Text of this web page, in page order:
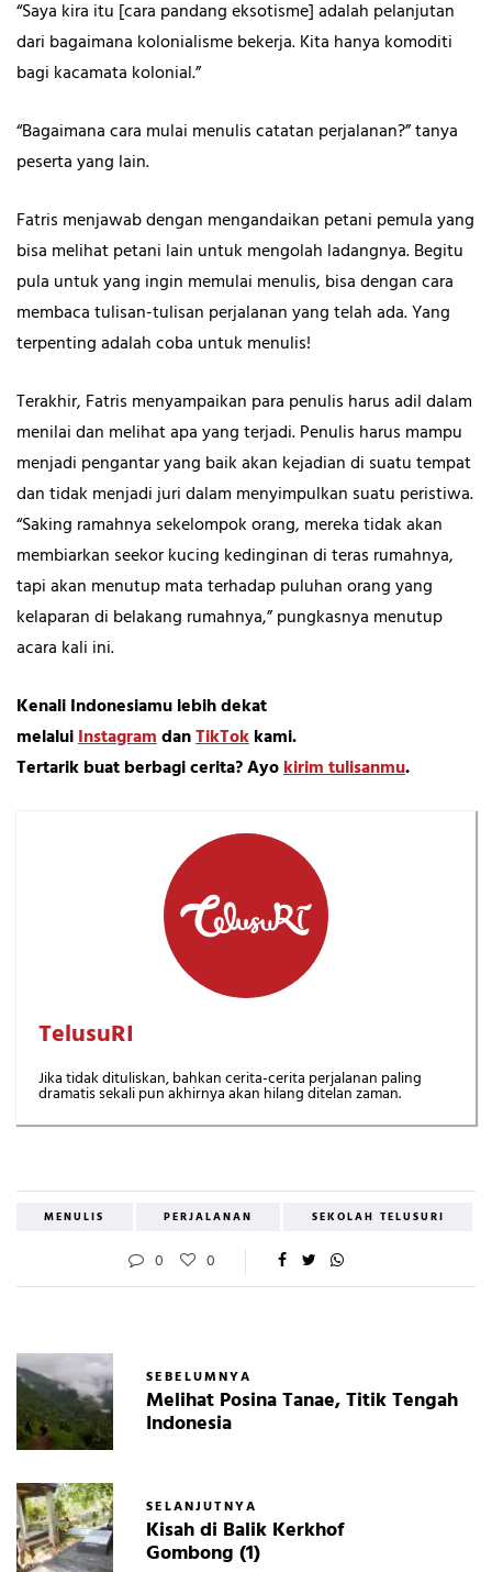
“Saya kira itu [cara pandang eksotisme] adalah pelanjutan
dari bagaimana kolonialisme bekerja. Kita hanya komoditi
bagi kacamata kolonial.”
“Bagaimana cara mulai menulis catatan perjalanan?” tanya
peserta yang lain.
Fatris menjawab dengan mengandaikan petani pemula yang
bisa melihat petani lain untuk mengolah ladangnya. Begitu
pula untuk yang ingin memulai menulis, bisa dengan cara
membaca tulisan-tulisan perjalanan yang telah ada. Yang
terpenting adalah coba untuk menulis!
Terakhir, Fatris menyampaikan para penulis harus adil dalam
menilai dan melihat apa yang terjadi. Penulis harus mampu
menjadi pengantar yang baik akan kejadian di suatu tempat
dan tidak menjadi juri dalam menyimpulkan suatu peristiwa.
“Saking ramahnya sekelompok orang, mereka tidak akan
membiarkan seekor kucing kedinginan di teras rumahnya,
tapi akan menutup mata terhadap puluhan orang yang
kelaparan di belakang rumahnya,” pungkasnya menutup
acara kali ini.
Kenali Indonesiamu lebih dekat
melaluiInstagramdanTikTokkami.
Tertarik buat berbagi cerita? Ayokirim tulisanmu.
TelusuRI
Jika tidak dituliskan, bahkan cerita-cerita perjalanan paling
dramatis sekali pun akhirnya akan hilang ditelan zaman.
MENULIS PERJALANAN SEKOLAH TELUSURI
0 0
SEBELUMNYA
Melihat Posina Tanae, Titik Tengah
Indonesia
SELANJUTNYA
Kisah di Balik Kerkhof
Gombong (1)